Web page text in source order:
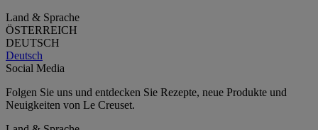
Land & Sprache
ÖSTERREICH
DEUTSCH
Deutsch
Social Media
Folgen Sie uns und entdecken Sie Rezepte, neue Produkte und
Neuigkeiten von Le Creuset.